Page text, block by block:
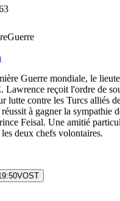
Guerre
Guerre mondiale, le
Lawrence reçoit l'ordre de
lutte contre les Turcs alliés
à gagner la sympathie
Feisal. Une amitié
les deux chefs volontaires.
VOST